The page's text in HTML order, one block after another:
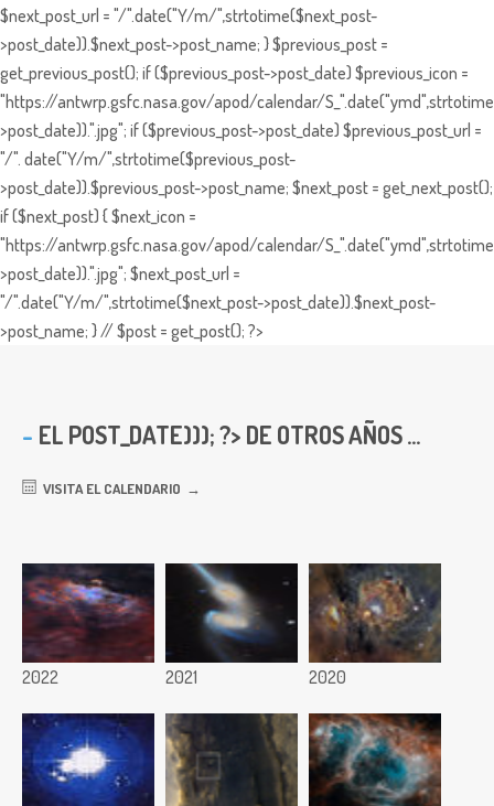
$next_post_url = "/".date("Y/m/",strtotime($next_post-
>post_date)).$next_post->post_name; } $previous_post =
get_previous_post(); if ($previous_post->post_date) $previous_icon =
"https://antwrp.gsfc.nasa.gov/apod/calendar/
>post_date)).".jpg"; if ($previous_post->post_date) $previous_post_url =
"/". date("Y/m/",strtotime($previous_post-
>post_date)).$previous_post->post_name; $next_post = get_next_post();
if ($next_post) { $next_icon =
"https://antwrp.gsfc.nasa.gov/apod/calendar/
>post_date)).".jpg"; $next_post_url =
"/".date("Y/m/",strtotime($next_post->post_date)).$next_post-
>post_name; } // $post = get_post(); ?>
EL POST_DATE))); ?> DE OTROS AÑOS ...
VISITA EL CALENDARIO
2022 2021 2020